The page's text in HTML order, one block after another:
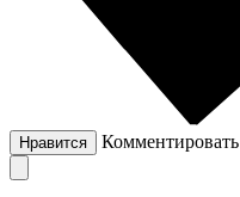
Нравится Комментировать